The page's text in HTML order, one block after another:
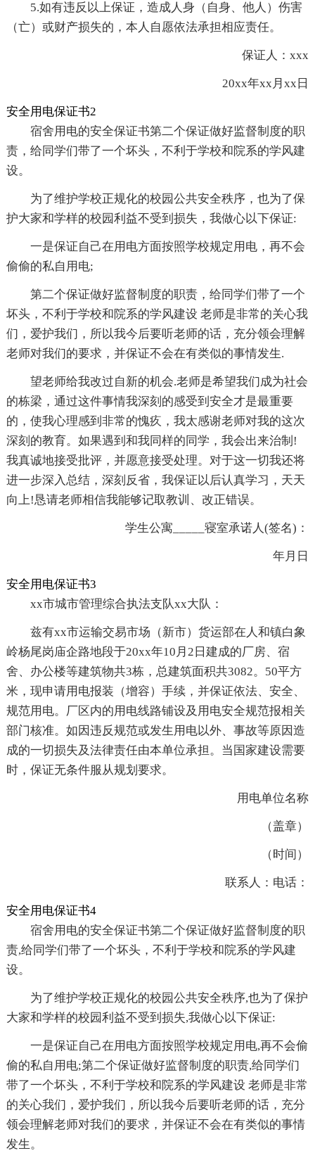
5.如有违反以上保证，造成人身（自身、他人）伤害
（亡）或财产损失的，本人自愿依法承担相应责任。
保证人：xxx
20xx年xx月xx日
安全用电保证书2
宿舍用电的安全保证书第二个保证做好监督制度的职
责，给同学们带了一个坏头，不利于学校和院系的学风建
设。
为了维护学校正规化的校园公共安全秩序，也为了保
护大家和学样的校园利益不受到损失，我做心以下保证:
一是保证自己在用电方面按照学校规定用电，再不会
偷偷的私自用电;
第二个保证做好监督制度的职责，给同学们带了一个
坏头，不利于学校和院系的学风建设 老师是非常的关心我
们，爱护我们，所以我今后要听老师的话，充分领会理解
老师对我们的要求，并保证不会在有类似的事情发生.
望老师给我改过自新的机会.老师是希望我们成为社会
的栋梁，通过这件事情我深刻的感受到安全才是最重要
的，使我心理感到非常的愧疚，我太感谢老师对我的这次
深刻的教育。如果遇到和我同样的同学，我会出来治制!
我真诚地接受批评，并愿意接受处理。对于这一切我还将
进一步深入总结，深刻反省，我保证以后认真学习，天天
向上!恳请老师相信我能够记取教训、改正错误。
学生公寓_____寝室承诺人(签名)：
年月日
安全用电保证书3
xx市城市管理综合执法支队xx大队：
兹有xx市运输交易市场（新市）货运部在人和镇白象
岭杨尾岗庙企路地段于20xx年10月2日建成的厂房、宿
舍、办公楼等建筑物共3栋，总建筑面积共3082。50平方
米，现申请用电报装（增容）手续，并保证依法、安全、
规范用电。厂区内的用电线路铺设及用电安全规范报相关
部门核准。如因违反规范或发生用电以外、事故等原因造
成的一切损失及法律责任由本单位承担。当国家建设需要
时，保证无条件服从规划要求。
用电单位名称
（盖章）
（时间）
联系人：电话：
安全用电保证书4
宿舍用电的安全保证书第二个保证做好监督制度的职
责,给同学们带了一个坏头，不利于学校和院系的学风建
设。
为了维护学校正规化的校园公共安全秩序,也为了保护
大家和学样的校园利益不受到损失,我做心以下保证:
一是保证自己在用电方面按照学校规定用电,再不会偷
偷的私自用电;第二个保证做好监督制度的职责,给同学们
带了一个坏头，不利于学校和院系的学风建设 老师是非常
的关心我们，爱护我们，所以我今后要听老师的话，充分
领会理解老师对我们的要求，并保证不会在有类似的事情
发生。